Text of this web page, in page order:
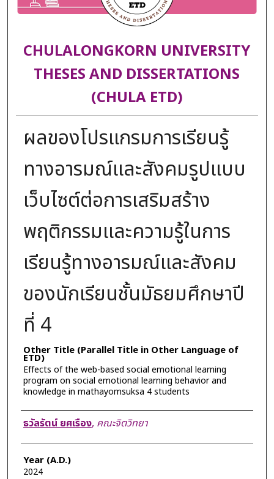
CHULALONGKORN UNIVERSITY
THESES AND DISSERTATIONS
(CHULA ETD)
ผลของโปรแกรมการเรียนรู้
ทางอารมณ์และสังคมรูปแบบ
เว็บไซต์ต่อการเสริมสร้าง
พฤติกรรมและความรู้ในการ
เรียนรู้ทางอารมณ์และสังคม
ของนักเรียนชั้นมัธยมศึกษาปี
ที่ 4
Other Title (Parallel Title in Other Language of
ETD)
Effects of the web-based social emotional learning
program on social emotional learning behavior and
knowledge in mathayomsuksa 4 students
Author
ธวัลรัตน์ ยศเรือง, คณะจิตวิทยา
Year (A.D.)
2024